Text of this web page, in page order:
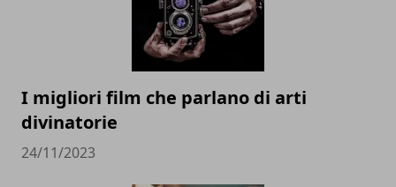
I migliori film che parlano di arti
divinatorie
24/11/2023